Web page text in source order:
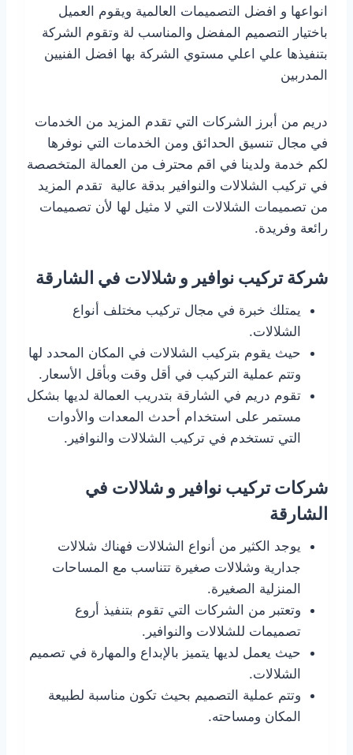
انواعها و افضل التصميمات العالمية ويقوم العميل
باختيار التصميم المفضل والمناسب لة وتقوم الشركة
بتنفيذها علي اعلي مستوي الشركة بها افضل الفنيين
المدربين
دريم من أبرز الشركات التي تقدم المزيد من الخدمات
في مجال تنسيق الحدائق ومن الخدمات التي نوفرها
لكم خدمة ولدينا في اقم محترف من العمالة المتخصصة
في تركيب الشلالات والنوافير بدقة عالية تقدم المزيد
من تصميمات الشلالات التي لا مثيل لها لأن تصميمات
رائعة وفريدة.
شركة تركيب نوافير و شلالات في الشارقة
يمتلك خبرة في مجال تركيب مختلف أنواع
الشلالات.
حيث يقوم بتركيب الشلالات في المكان المحدد لها
وتتم عملية التركيب في أقل وقت وبأقل الأسعار.
تقوم دريم في الشارقة بتدريب العمالة لديها بشكل
مستمر على استخدام أحدث المعدات والأدوات
التي تستخدم في تركيب الشلالات والنوافير.
شركات تركيب نوافير و شلالات في
الشارقة
يوجد الكثير من أنواع الشلالات فهناك شلالات
جدارية وشلالات صغيرة تتناسب مع المساحات
المنزلية الصغيرة.
وتعتبر من الشركات التي تقوم بتنفيذ أروع
تصميمات للشلالات والنوافير.
حيث يعمل لديها يتميز بالإبداع والمهارة في تصميم
الشلالات.
وتتم عملية التصميم بحيث تكون مناسبة لطبيعة
المكان ومساحته.